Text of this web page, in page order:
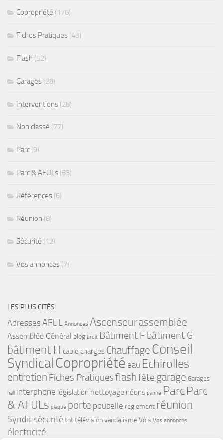
Copropriété (176)
Fiches Pratiques (43)
Flash (52)
Garages (28)
Interventions (28)
Non classé (77)
Parc (9)
Parc & AFULs (53)
Références (6)
Réunion (8)
Sécurité (12)
Vos annonces (7)
LES PLUS CITÉS
Adresses AFUL Annonces Ascenseurassemblée
Assemblée Général blog bruit Bâtiment F bâtiment G
bâtiment H cable charges Chauffage Conseil
Syndical Copropriété eau Echirolles
entretien Fiches Pratiquesflashfête garage Garages
hall interphone législation nettoyage néons panne ParcParc
& AFULs plaque porte poubelle règlement réunion
Syndic sécurité tnttélévisionvandalismeVols Vos annonces
électricité